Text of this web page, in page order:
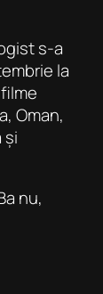
s-a
la
Oman,
și
nu,